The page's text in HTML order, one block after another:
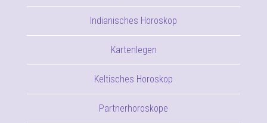
Indianisches Horoskop
Kartenlegen
Keltisches Horoskop
Partnerhoroskope